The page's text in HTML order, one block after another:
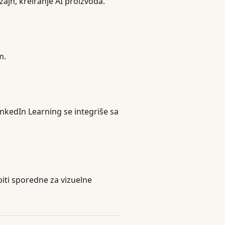
Learning se integriše sa
sporedne za vizuelne